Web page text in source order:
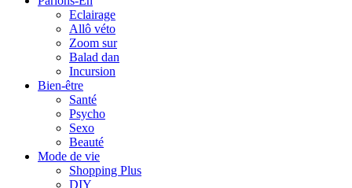
Eclairage
Allô véto
Zoom sur
Balad dan
Incursion
Bien-être
Santé
Psycho
Sexo
Beauté
Mode de vie
Shopping Plus
DIY